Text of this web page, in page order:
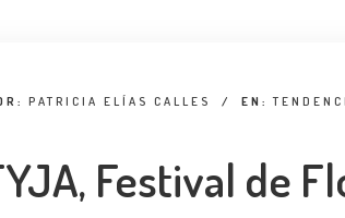
PATRICIA ELÍAS CALLES / EN:
Festival de